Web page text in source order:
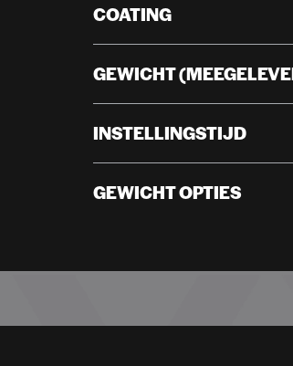
COATING
GEWICHT
INSTELLINGSTIJD
GEWICHT OPTIES